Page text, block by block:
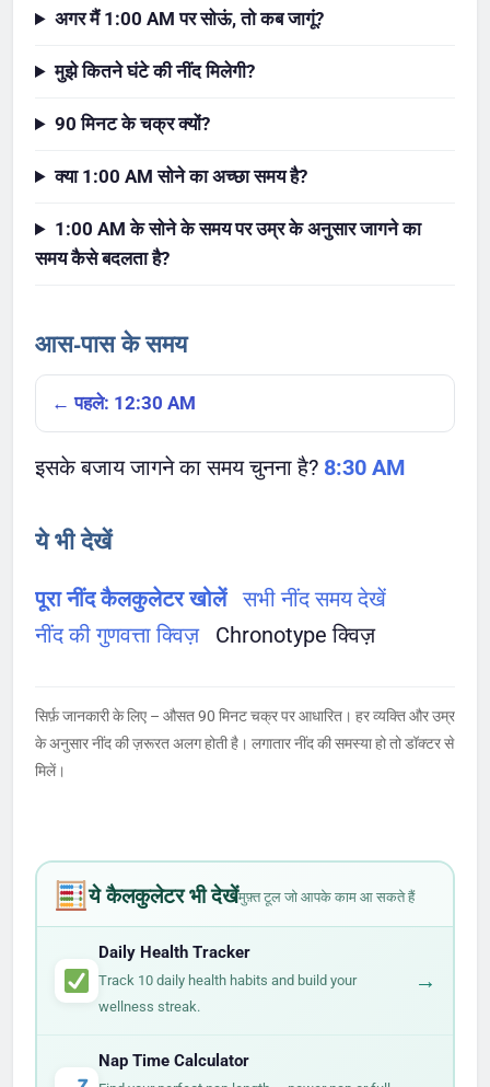
अगर मैं 1:00 AM पर सोऊं, तो कब जागूं?
मुझे कितने घंटे की नींद मिलेगी?
90 मिनट के चक्र क्यों?
क्या 1:00 AM सोने का अच्छा समय है?
1:00 AM के सोने के समय पर उम्र के अनुसार जागने का
समय कैसे बदलता है?
आस-पास के समय
← पहले: 12:30 AM
इसके बजाय जागने का समय चुनना है? 8:30 AM
ये भी देखें
पूरा नींद कैलकुलेटर खोलें
सभी नींद समय देखें
नींद की गुणवत्ता क्विज़
Chronotype क्विज़
सिर्फ़ जानकारी के लिए – औसत 90 मिनट चक्र पर आधारित। हर व्यक्ति और उम्र
के अनुसार नींद की ज़रूरत अलग होती है। लगातार नींद की समस्या हो तो डॉक्टर से
मिलें।
ये कैलकुलेटर भी देखेंमुफ़्त टूल जो आपके काम आ सकते हैं
Daily Health Tracker
Track 10 daily health habits and build your
wellness streak.
→
Nap Time Calculator